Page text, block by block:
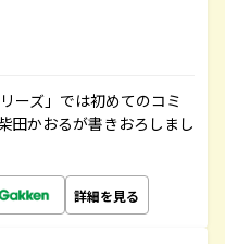
ーズ」では初めてのコミ
田かおるが書きおろしまし
詳細を見る